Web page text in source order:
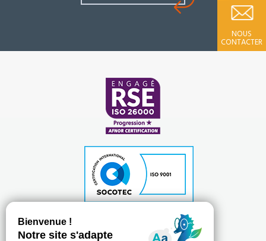
NOUS
CONTACTER
Plan du site Mentions légales